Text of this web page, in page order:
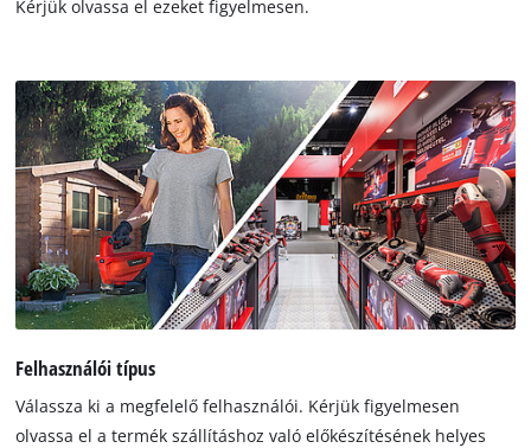
Kérjük olvassa el ezeket figyelmesen.
Felhasználói típus
Válassza ki a megfelelő felhasználói. Kérjük figyelmesen
olvassa el a termék szállításhoz való előkészítésének helyes